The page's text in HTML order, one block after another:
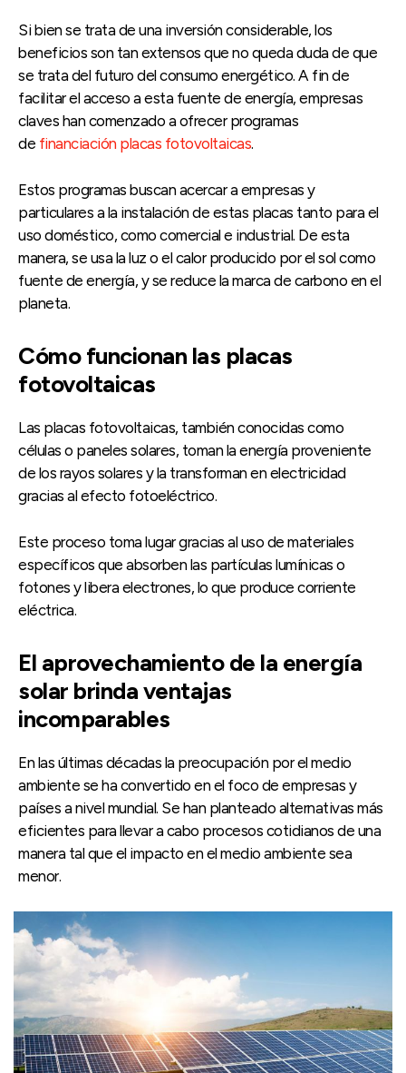
Si bien se trata de una inversión considerable, los
beneficios son tan extensos que no queda duda de que
se trata del futuro del consumo energético. A fin de
facilitar el acceso a esta fuente de energía, empresas
claves han comenzado a ofrecer programas
de financiación placas fotovoltaicas.
Estos programas buscan acercar a empresas y
particulares a la instalación de estas placas tanto para el
uso doméstico, como comercial e industrial. De esta
manera, se usa la luz o el calor producido por el sol como
fuente de energía, y se reduce la marca de carbono en el
planeta.
Cómo funcionan las placas
fotovoltaicas
Las placas fotovoltaicas, también conocidas como
células o paneles solares, toman la energía proveniente
de los rayos solares y la transforman en electricidad
gracias al efecto fotoeléctrico.
Este proceso toma lugar gracias al uso de materiales
específicos que absorben las partículas lumínicas o
fotones y libera electrones, lo que produce corriente
eléctrica.
El aprovechamiento de la energía
solar brinda ventajas
incomparables
En las últimas décadas la preocupación por el medio
ambiente se ha convertido en el foco de empresas y
países a nivel mundial. Se han planteado alternativas más
eficientes para llevar a cabo procesos cotidianos de una
manera tal que el impacto en el medio ambiente sea
menor.